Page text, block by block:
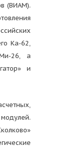
(ВИАМ).
Ка-62,
26, а
и